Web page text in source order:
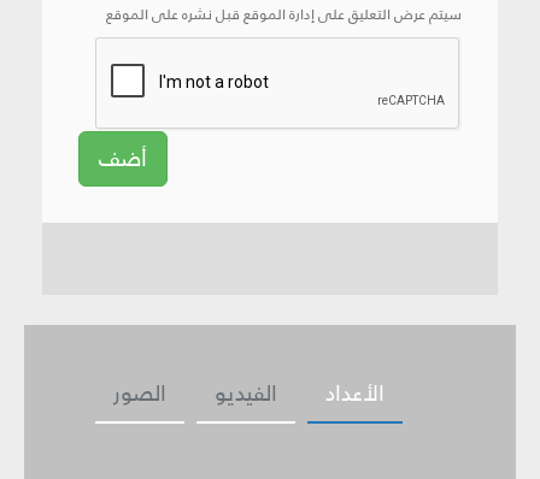
سيتم عرض التعليق على إدارة الموقع قبل نشره على الموقع
أضف
الصور الفيديو الأعداد